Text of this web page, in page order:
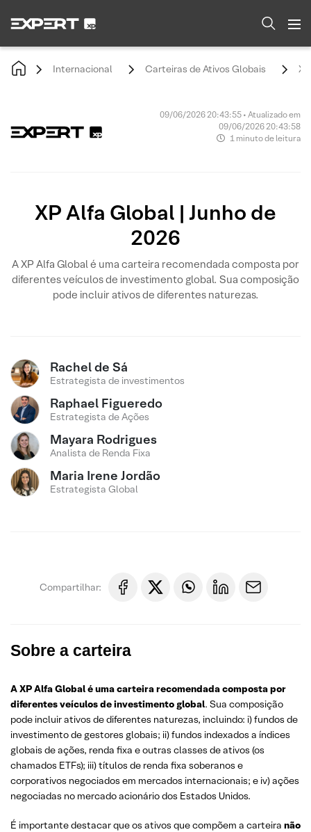
Internacional Carteiras de Ativos Globais
09/06/2026 20:43:55 • Atualizado em
09/06/2026 20:43:58
1 minuto de leitura
XP Alfa Global | Junho de
2026
A XP Alfa Global é uma carteira recomendada composta por
diferentes veículos de investimento global. Sua composição
pode incluir ativos de diferentes naturezas.
Rachel de Sá
Estrategista de investimentos
Raphael Figueredo
Estrategista de Ações
Mayara Rodrigues
Analista de Renda Fixa
Maria Irene Jordão
Estrategista Global
Compartilhar:
Sobre a carteira
A XP Alfa Global é uma carteira recomendada composta por
diferentes veículos de investimento global. Sua composição
pode incluir ativos de diferentes naturezas, incluindo: i) fundos de
investimento de gestores globais; ii) fundos indexados a índices
globais de ações, renda fixa e outras classes de ativos (os
chamados ETFs); iii) títulos de renda fixa soberanos e
corporativos negociados em mercados internacionais; e iv) ações
negociadas no mercado acionário dos Estados Unidos.
É importante destacar que os ativos que compõem a carteira não